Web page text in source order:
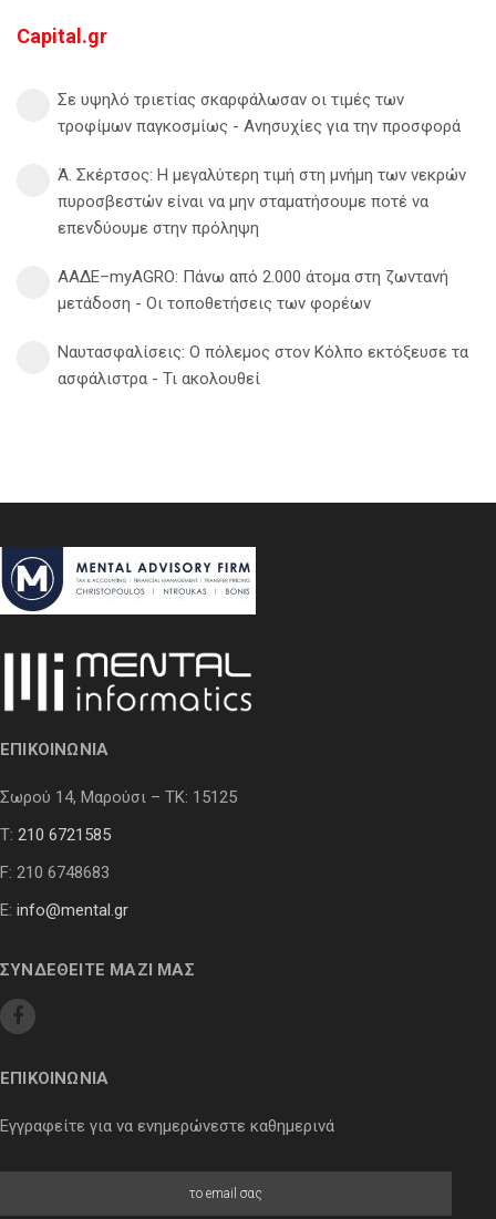
Capital.gr
Σε υψηλό τριετίας σκαρφάλωσαν οι τιμές των
τροφίμων παγκοσμίως - Ανησυχίες για την προσφορά
Ά. Σκέρτσος: Η μεγαλύτερη τιμή στη μνήμη των νεκρών
πυροσβεστών είναι να μην σταματήσουμε ποτέ να
επενδύουμε στην πρόληψη
ΑΑΔΕ–myAGRO: Πάνω από 2.000 άτομα στη ζωντανή
μετάδοση - Οι τοποθετήσεις των φορέων
Ναυτασφαλίσεις: Ο πόλεμος στον Κόλπο εκτόξευσε τα
ασφάλιστρα - Τι ακολουθεί
ΕΠΙΚΟΙΝΩΝΙΑ
Σωρού 14, Μαρούσι – ΤΚ: 15125
Τ: 210 6721585
F: 210 6748683
E: info@mental.gr
ΣΥΝΔΕΘΕΙΤΕ ΜΑΖΙ ΜΑΣ
ΕΠΙΚΟΙΝΩΝΙΑ
Εγγραφείτε για να ενημερώνεστε καθημερινά